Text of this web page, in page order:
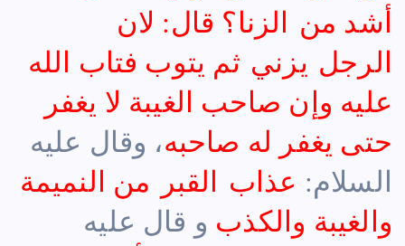
أشد من الزنا؟ قال: لان
الرجل يزني ثم يتوب فتاب الله
عليه وإن صاحب الغيبة لا يغفر
حتى يغفر له صاحبه، وقال عليه
السلام: عذاب القبر من النميمة
والغيبة والكذب و قال عليه